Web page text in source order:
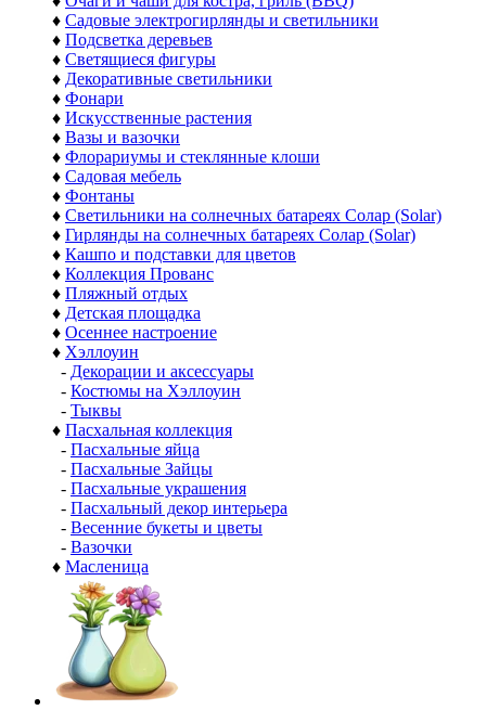
♦ Садовые электрогирлянды и светильники
♦ Подсветка деревьев
♦ Светящиеся фигуры
♦ Декоративные светильники
♦ Фонари
♦ Искусственные растения
♦ Вазы и вазочки
♦ Флорариумы и стеклянные клоши
♦ Садовая мебель
♦ Фонтаны
♦ Светильники на солнечных батареях Солар (Solar)
♦ Гирлянды на солнечных батареях Солар (Solar)
♦ Кашпо и подставки для цветов
♦ Коллекция Прованс
♦ Пляжный отдых
♦ Детская площадка
♦ Осеннее настроение
♦ Хэллоуин
- Декорации и аксессуары
- Костюмы на Хэллоуин
- Тыквы
♦ Пасхальная коллекция
- Пасхальные яйца
- Пасхальные Зайцы
- Пасхальные украшения
- Пасхальный декор интерьера
- Весенние букеты и цветы
- Вазочки
♦ Масленица